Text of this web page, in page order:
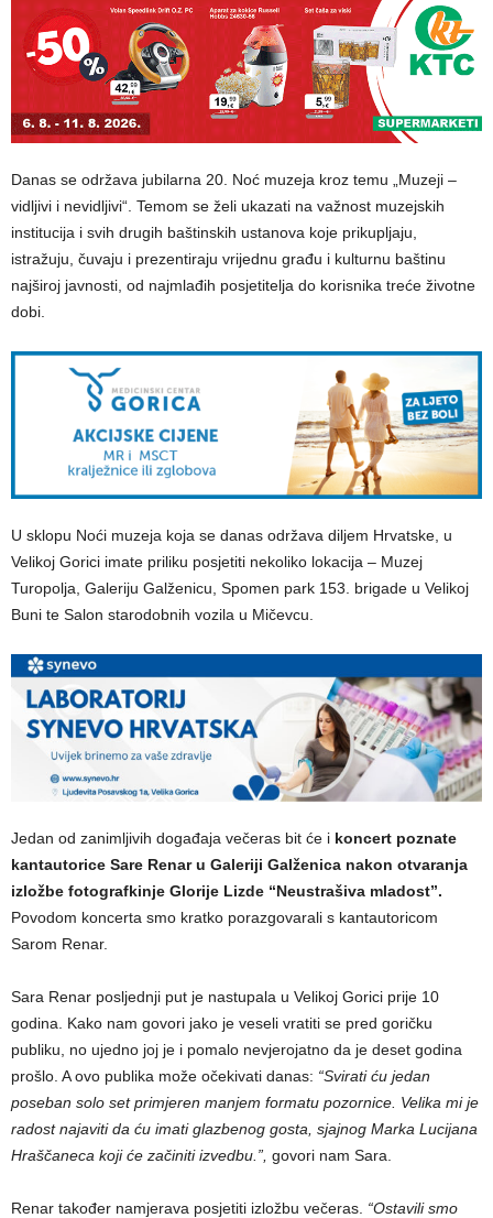
Danas se održava jubilarna 20. Noć muzeja kroz temu „Muzeji –
vidljivi i nevidljivi“. Temom se želi ukazati na važnost muzejskih
institucija i svih drugih baštinskih ustanova koje prikupljaju,
istražuju, čuvaju i prezentiraju vrijednu građu i kulturnu baštinu
najširoj javnosti, od najmlađih posjetitelja do korisnika treće životne
dobi.
U sklopu Noći muzeja koja se danas održava diljem Hrvatske, u
Velikoj Gorici imate priliku posjetiti nekoliko lokacija – Muzej
Turopolja, Galeriju Galženicu, Spomen park 153. brigade u Velikoj
Buni te Salon starodobnih vozila u Mičevcu.
Jedan od zanimljivih događaja večeras bit će i koncert poznate
kantautorice Sare Renar u Galeriji Galženica nakon otvaranja
izložbe fotografkinje Glorije Lizde “Neustrašiva mladost”.
Povodom koncerta smo kratko porazgovarali s kantautoricom
Sarom Renar.
Sara Renar posljednji put je nastupala u Velikoj Gorici prije 10
godina. Kako nam govori jako je veseli vratiti se pred goričku
publiku, no ujedno joj je i pomalo nevjerojatno da je deset godina
prošlo. A ovo publika može očekivati danas: “Svirati ću jedan
poseban solo set primjeren manjem formatu pozornice. Velika mi je
radost najaviti da ću imati glazbenog gosta, sjajnog Marka Lucijana
Hraščaneca koji će začiniti izvedbu.”, govori nam Sara.
Renar također namjerava posjetiti izložbu večeras. “Ostavili smo